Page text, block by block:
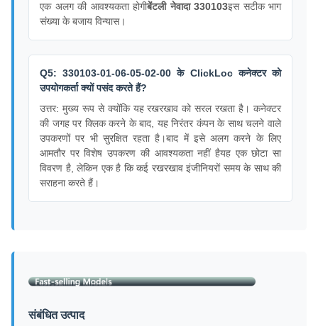
एक अलग की आवश्यकता होगीबेंटली नेवादा 330103इस सटीक भाग
संख्या के बजाय विन्यास।
Q5: 330103-01-06-05-02-00 के ClickLoc कनेक्टर को
उपयोगकर्ता क्यों पसंद करते हैं?
उत्तर: मुख्य रूप से क्योंकि यह रखरखाव को सरल रखता है। कनेक्टर
की जगह पर क्लिक करने के बाद, यह निरंतर कंपन के साथ चलने वाले
उपकरणों पर भी सुरक्षित रहता है।बाद में इसे अलग करने के लिए
आमतौर पर विशेष उपकरण की आवश्यकता नहीं हैयह एक छोटा सा
विवरण है, लेकिन एक है कि कई रखरखाव इंजीनियरों समय के साथ की
सराहना करते हैं।
संबंधित उत्पाद